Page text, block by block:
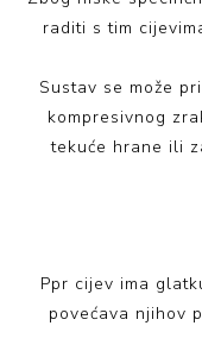
raditi s tim
Sustav se može
kompresivnog
tekuće hrane ili
Ppr cijev ima
povećava njihov